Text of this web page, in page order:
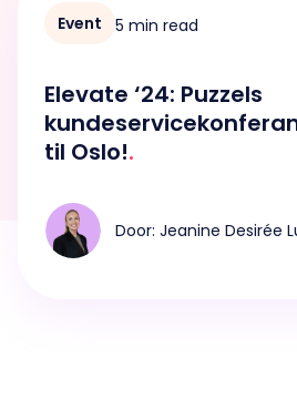
Event 5 min read
Elevate ‘24: Puzzels
til Oslo!.
Door: Jeanine Desirée